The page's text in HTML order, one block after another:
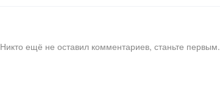
Никто ещё не оставил комментариев, станьте первым.